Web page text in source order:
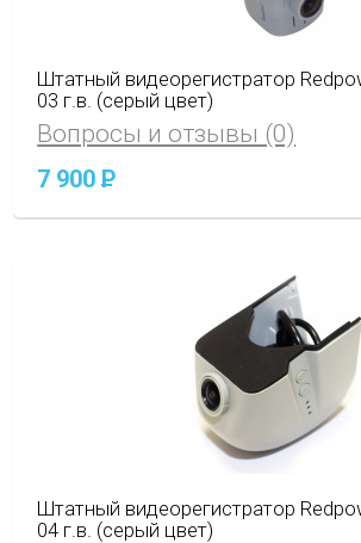
Штатный видеорегистратор
03 г.в. (серый цвет)
Вопросы и отзывы (0)
7 900P
Штатный видеорегистратор
04 г.в. (серый цвет)